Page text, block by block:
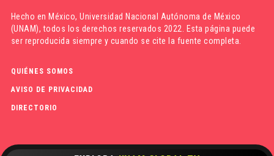
Hecho en México,Universidad Nacional Autónoma de México
(UNAM), todos los derechos reservados 2022. Esta página puede
ser reproducida siempre y cuando se cite la fuente completa.
QUIÉNES SOMOS
AVISO DE PRIVACIDAD
DIRECTORIO